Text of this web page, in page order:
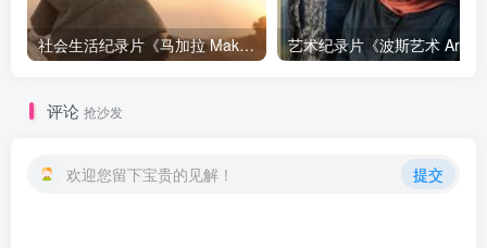
社会生活纪录片《马加拉 Makala》下载
评论 抢沙发
欢迎您留下宝贵的见解！ 提交